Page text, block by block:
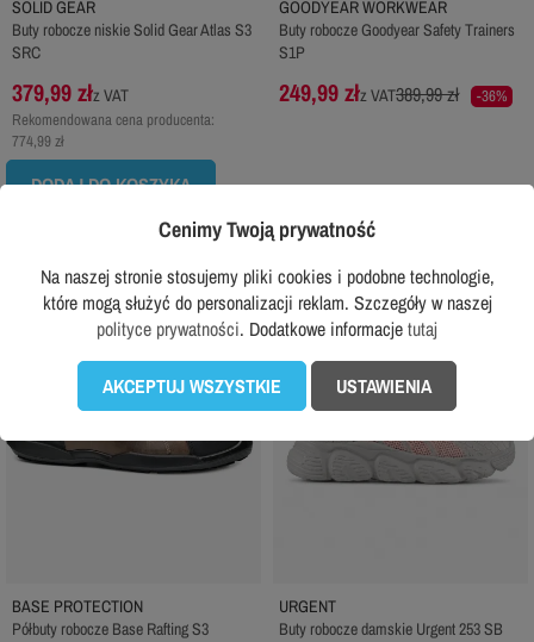
SOLID GEAR
Buty robocze niskie Solid Gear Atlas S3
SRC
379,99 złz VAT
Rekomendowana cena producenta:
774,99 zł
DODAJ DO KOSZYKA
GOODYEAR WORKWEAR
Buty robocze Goodyear Safety Trainers
S1P
249,99 złz VAT389,99 zł -36%
BASE PROTECTION
Półbuty robocze Base Rafting S3
favorite_border
URGENT
Buty robocze damskie Urgent 253 SB
favorite_border
Cenimy Twoją prywatność
Na naszej stronie stosujemy pliki cookies i podobne technologie,
które mogą służyć do personalizacji reklam. Szczegóły w naszej
polityce prywatności. Dodatkowe informacjetutaj
AKCEPTUJ WSZYSTKIE USTAWIENIA